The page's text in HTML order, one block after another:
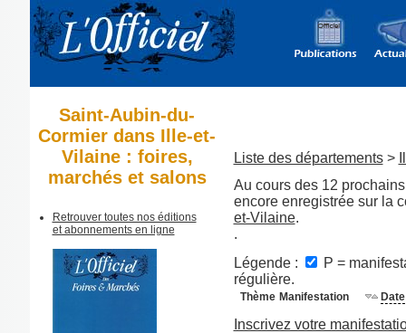
Saint-Aubin-du-
Cormier dans Ille-et-
Vilaine : foires,
marchés et salons
Retrouver toutes nos éditions
et abonnements en ligne
Liste des départements>
Au cours des 12
encore enregistrée sur la
et-Vilaine.
.
Légende :
P =
régulière.
Thème Manifestation Date
Inscrivez votre